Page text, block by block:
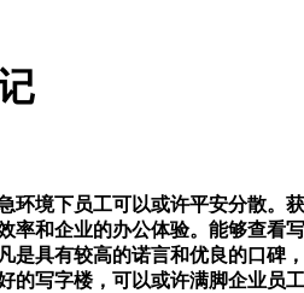
境下员工可以或许平安分散。
率和企业的办公体验。能够查
是具有较高的诺言和优良的口
的写字楼，可以或许满脚企业